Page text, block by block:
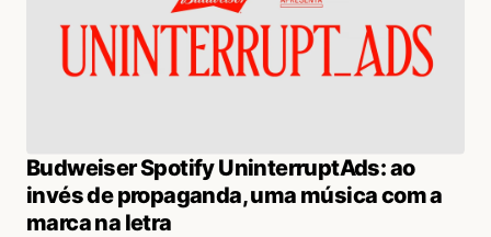
Budweiser Spotify UninterruptAds: ao
invés de propaganda, uma música com a
marca na letra